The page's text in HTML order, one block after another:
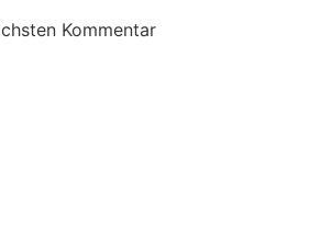
Kommentar